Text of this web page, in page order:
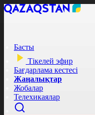
Басты
Тікелей эфир
Бағдарлама кестесі
Жаңалықтар
Жобалар
Телехикаялар